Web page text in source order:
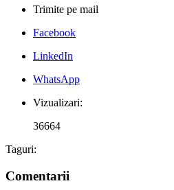
Trimite pe mail
Facebook
LinkedIn
WhatsApp
Vizualizari:
36664
Taguri:
Comentarii